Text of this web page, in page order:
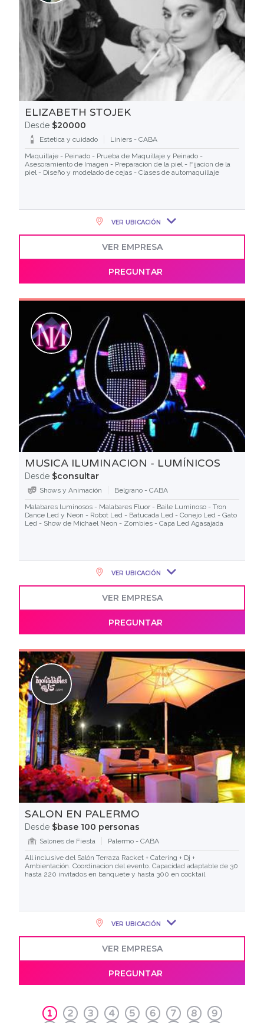
ELIZABETH STOJEK
Desde $20000
Estetica y cuidado
Liniers - CABA
Maquillaje - Peinado - Prueba de Maquillaje y Peinado -
Asesoramiento de Imagen - Preparacion de la piel - Fijacion de la
piel - Diseño y modelado de cejas - Clases de automaquillaje
VER UBICACIÓN
VER EMPRESA
PREGUNTAR
MUSICA ILUMINACION - LUMÍNICOS
Desde $consultar
Shows y Animación
Belgrano - CABA
Malabares luminosos - Malabares Fluor - Baile Luminoso - Tron
Dance Led y Neon - Robot Led - Batucada Led - Conejo Led - Gato
Led - Show de Michael Neon - Zombies - Capa Led Agasajada
VER UBICACIÓN
VER EMPRESA
PREGUNTAR
SALON EN PALERMO
Desde $base 100 personas
Salones de Fiesta
Palermo - CABA
All inclusive del Salón Terraza Racket + Catering + Dj +
Ambientación. Coordinacion del evento. Capacidad adaptable de 30
hasta 220 invitados en banquete y hasta 300 en cocktail
VER UBICACIÓN
VER EMPRESA
PREGUNTAR
1 2 3 4 5 6 7 8
9